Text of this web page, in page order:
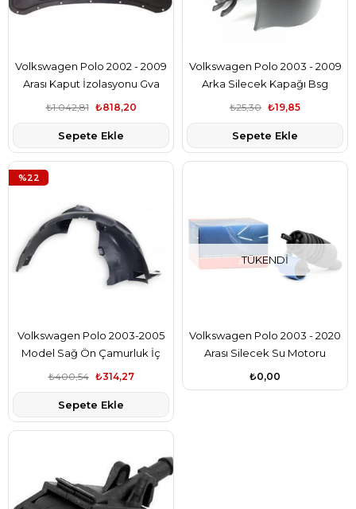
Volkswagen Polo 2002 - 2009
Arası Kaput İzolasyonu Gva
Marka 6Q0863835C
₺818,20
₺1.042,81
Sepete Ekle
Volkswagen Polo 2003 - 2009
Arka Silecek Kapağı Bsg
Marka 6Q6955435D
₺19,85
₺25,30
Sepete Ekle
Volkswagen Polo 2003-2005
Model Sağ Ön Çamurluk İç
Davlumbazı Plastik Bsg Marka
₺314,27
₺400,54
Sepete Ekle
%22
TÜKENDI
Volkswagen Polo 2003 - 2020
Arası Silecek Su Motoru
Topran Marka 1J6955651
₺0,00